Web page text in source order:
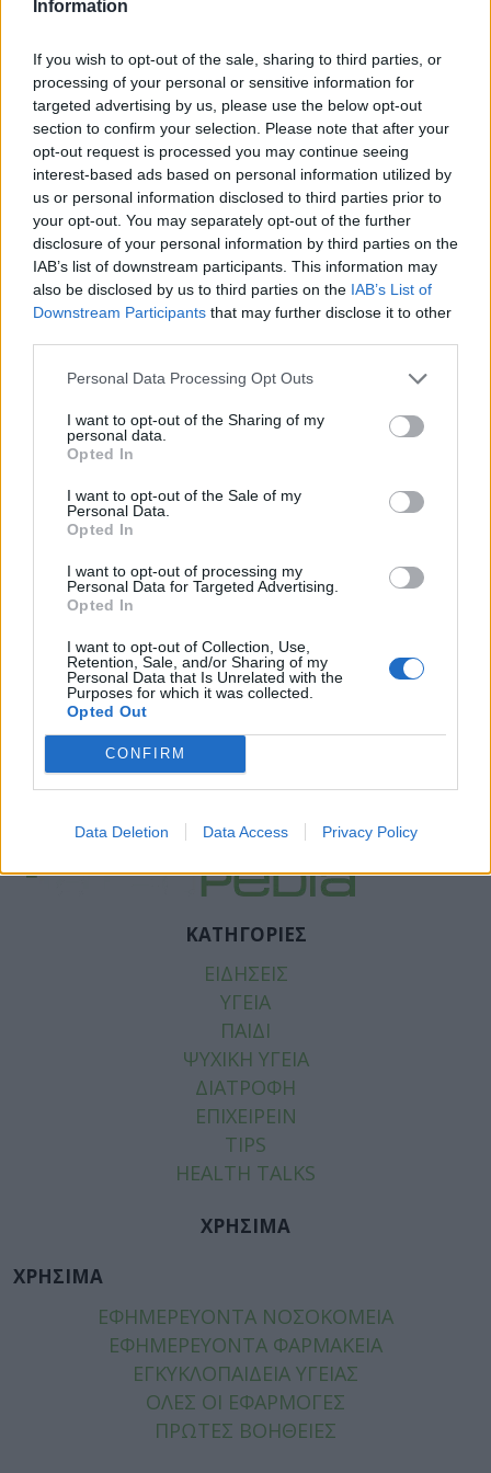
Information
If you wish to opt-out of the sale, sharing to third parties, or
processing of your personal or sensitive information for
targeted advertising by us, please use the below opt-out
section to confirm your selection. Please note that after your
opt-out request is processed you may continue seeing
interest-based ads based on personal information utilized by
us or personal information disclosed to third parties prior to
your opt-out. You may separately opt-out of the further
disclosure of your personal information by third parties on the
IAB’s list of downstream participants. This information may
also be disclosed by us to third parties on the IAB’s List of
Downstream Participants that may further disclose it to other
Personal Data Processing Opt Outs
I want to opt-out of the Sharing of my
personal data.
Opted In
I want to opt-out of the Sale of my
Personal Data.
Opted In
I want to opt-out of processing my
Personal Data for Targeted Advertising.
Opted In
I want to opt-out of Collection, Use,
Retention, Sale, and/or Sharing of my
Personal Data that Is Unrelated with the
Purposes for which it was collected.
Opted Out
CONFIRM
Data Deletion Data Access Privacy Policy
μέτρια –κατά 2,9%– από το 2022 έως το 2023,
Με βάση τον νόμο του 2022, η Φινλανδία
σταμάτησε από τον Σεπτέμβριο του 2023 να
απαιτεί από τις γυναίκες να αναφέρουν τους
λόγους που έχουν για να προχωρήσουν σε
άμβλωση, καθιστώντας τη διαδικασία αυτή
διαθέσιμη ύστερα από αίτημα της εγκύου
τις 12 πρώτες εβδομάδες της κύησης.
Το THL δήλωσε ότι είναι πολύ νωρίς να
συμπεράνει κανείς εάν η νομοθετική αλλαγή,
στον αριθμό των αμβλώσεων.
Πηγή: ΑΠΕ – ΜΠΕ / Φωτογραφία iStock
Facebook
Twitter
ΚΑΤΗΓΟΡΙΕΣ
ΕΙΔΗΣΕΙΣ
ΥΓΕΙΑ
ΠΑΙΔΙ
ΨΥΧΙΚΗ ΥΓΕΙΑ
ΔΙΑΤΡΟΦΗ
ΕΠΙΧΕΙΡΕΙΝ
TIPS
HEALTH TALKS
ΧΡΗΣΙΜΑ
ΧΡΗΣΙΜΑ
ΕΦΗΜΕΡΕΥΟΝΤΑ ΝΟΣΟΚΟΜΕΙΑ
ΕΦΗΜΕΡΕΥΟΝΤΑ ΦΑΡΜΑΚΕΙΑ
ΕΓΚΥΚΛΟΠΑΙΔΕΙΑ ΥΓΕΙΑΣ
ΟΛΕΣ ΟΙ ΕΦΑΡΜΟΓΕΣ
ΠΡΩΤΕΣ ΒΟΗΘΕΙΕΣ